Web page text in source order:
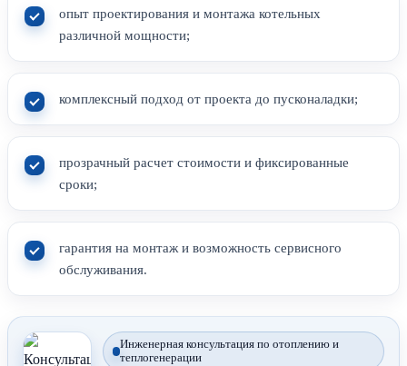
опыт проектирования и монтажа котельных
различной мощности;
комплексный подход от проекта до пусконаладки;
прозрачный расчет стоимости и фиксированные
сроки;
гарантия на монтаж и возможность сервисного
обслуживания.
Инженерная консультация по отоплению и
теплогенерации